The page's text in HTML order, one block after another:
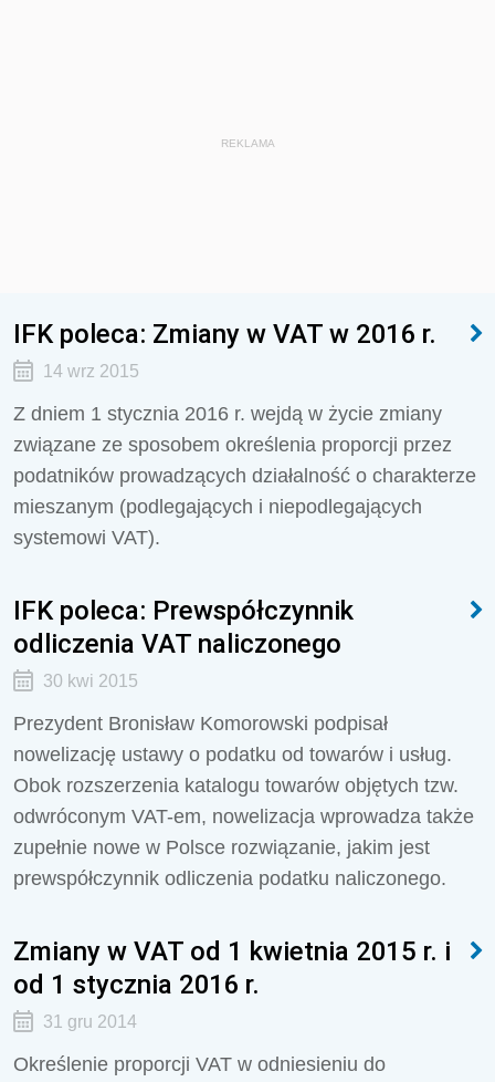
REKLAMA
IFK poleca: Zmiany w VAT w 2016 r.
14 wrz 2015
Z dniem 1 stycznia 2016 r. wejdą w życie zmiany
związane ze sposobem określenia proporcji przez
podatników prowadzących działalność o charakterze
mieszanym (podlegających i niepodlegających
systemowi VAT).
IFK poleca: Prewspółczynnik
odliczenia VAT naliczonego
30 kwi 2015
Prezydent Bronisław Komorowski podpisał
nowelizację ustawy o podatku od towarów i usług.
Obok rozszerzenia katalogu towarów objętych tzw.
odwróconym VAT-em, nowelizacja wprowadza także
zupełnie nowe w Polsce rozwiązanie, jakim jest
prewspółczynnik odliczenia podatku naliczonego.
Zmiany w VAT od 1 kwietnia 2015 r. i
od 1 stycznia 2016 r.
31 gru 2014
Określenie proporcji VAT w odniesieniu do